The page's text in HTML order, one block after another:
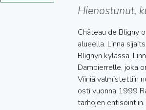
Hienostunut,
Château de Bligny
alueella. Linna
Blignyn kylässä.
Dampierrelle, joka
Viiniä valmistettiin
osti vuonna 1999
tarhojen